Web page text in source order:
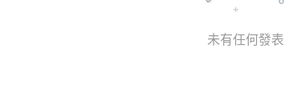
未有任何發表